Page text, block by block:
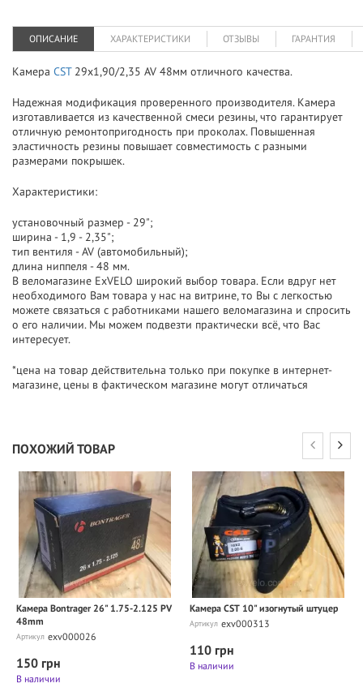
ОПИСАНИЕ ХАРАКТЕРИСТИКИ ОТЗЫВЫ ГАРАНТИЯ
Камера CST29x1,90/2,35 AV 48мм отличного качества.
Надежная модификация проверенного производителя. Камера
изготавливается из качественной смеси резины, что гарантирует
отличную ремонтопригодность при проколах. Повышенная
эластичность резины повышает совместимость с разными
размерами покрышек.
Характеристики:
установочный размер - 29";
ширина - 1,9 - 2,35";
тип вентиля - AV (автомобильный);
длина ниппеля - 48 мм.
В веломагазине ExVELO широкий выбор товара. Если вдруг нет
необходимого Вам товара у нас на витрине, то Вы с легкостью
можете связаться с работниками нашего веломагазина и спросить
о его наличии. Мы можем подвезти практически всё, что Вас
интересует.
*цена на товар действительна только при покупке в интернет-
магазине, цены в фактическом магазине могут отличаться
ПОХОЖИЙ ТОВАР
Камера Bontrager 26" 1.75-2.125 PV
48mm
Артикул exv000026
150 грн
В наличии
Камера CST 10" изогнутый штуцер
Артикул exv000313
110 грн
В наличии